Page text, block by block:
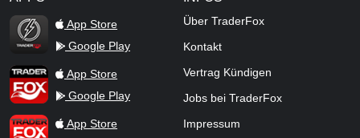
TraderFox Flash
App Store
Google Play
TraderFox AppApp Store
Google Play
TraderFox ProApp Store
Über TraderFox
Kontakt
Vertrag Kündigen
Jobs bei TraderFox
Impressum